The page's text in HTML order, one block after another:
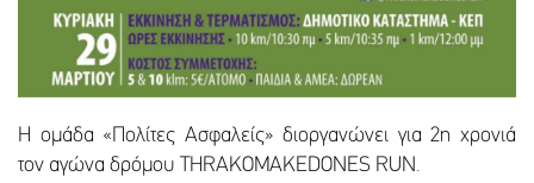
Η ομάδα «Πολίτες Ασφαλείς» διοργανώνει για 2η χρονιά
τον αγώνα δρόμου THRAKOMAKEDONES RUN.